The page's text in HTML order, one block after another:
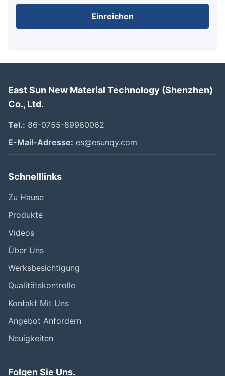
Einreichen
East Sun New Material Technology (Shenzhen)
Co., Ltd.
Tel.: 86-0755-89960062
E-Mail-Adresse: es@esunqy.com
Schnelllinks
Zu Hause
Produkte
Videos
Über Uns
Werksbesichtigung
Qualitätskontrolle
Kontakt Mit Uns
Angebot Anfordern
Neuigkeiten
Folgen Sie Uns.